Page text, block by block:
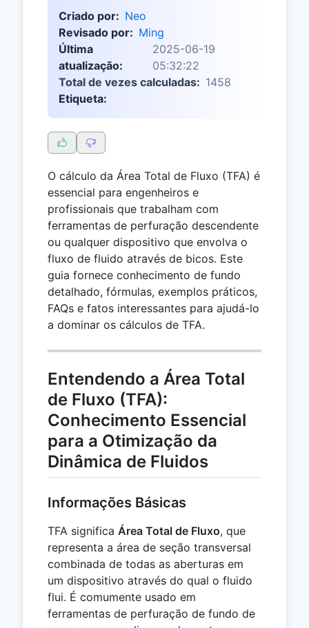
Criado por: Neo
Revisado por: Ming
Última
atualização:
2025-06-19
05:32:22
Total de vezes calculadas: 1458
Etiqueta:
O cálculo da Área Total de Fluxo (TFA) é
essencial para engenheiros e
profissionais que trabalham com
ferramentas de perfuração descendente
ou qualquer dispositivo que envolva o
fluxo de fluido através de bicos. Este
guia fornece conhecimento de fundo
detalhado, fórmulas, exemplos práticos,
FAQs e fatos interessantes para ajudá-lo
a dominar os cálculos de TFA.
Entendendo a Área Total
de Fluxo (TFA):
Conhecimento Essencial
para a Otimização da
Dinâmica de Fluidos
Informações Básicas
TFA significa Área Total de Fluxo, que
representa a área de seção transversal
combinada de todas as aberturas em
um dispositivo através do qual o fluido
flui. É comumente usado em
ferramentas de perfuração de fundo de